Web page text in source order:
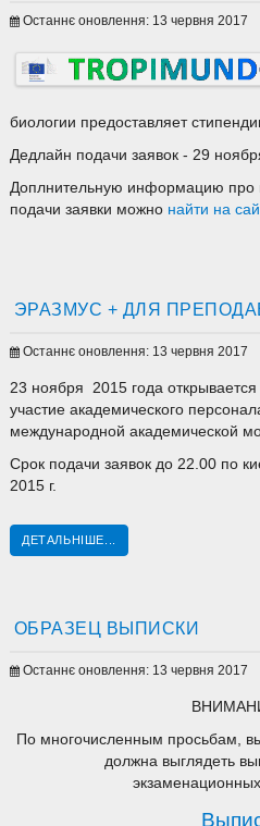
Останнє оновлення: 13 червня 2017
биологии предоставляет
Дедлайн подачи заявок - 29
Доплнительную информацию про
подачи заявки можно найти на
ЭРАЗМУС + ДЛЯ
Останнє оновлення: 13 червня 2017
23 ноября 2015 года
участие академического
международной академической
Срок подачи заявок до 22.00 по
2015 г.
ДЕТАЛЬНІШЕ...
ОБРАЗЕЦ ВЫПИСКИ
Останнє оновлення: 13 червня 2017
По многочисленным просьбам,
должна выглядеть